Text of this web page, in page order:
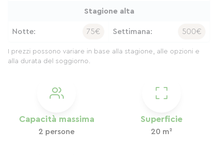
Capacità massima
2 persone
Superficie
20 m²
Stagione alta
Notte: 75€ Settimana: 500€
I prezzi possono variare in base alla stagione, alle opzioni e
alla durata del soggiorno.